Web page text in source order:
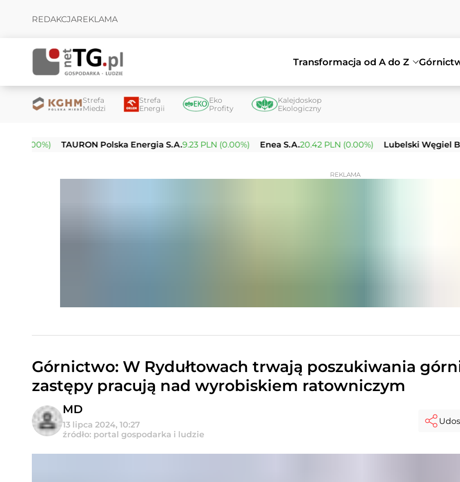
REDAKCJAREKLAMA
Transformacja od A do Z
Strefa
Miedzi
Strefa
Energii
Eko
Profity
Kalejdoskop
Ekologiczny
TAURON Polska Energia S.A.9.23 PLN (0.00%) Enea S.A.20.42 PLN (0.00%) Lubelski Węgiel
REKLAMA
Górnictwo: W Rydułtowach trwają poszukiwania
zastępy pracują nad wyrobiskiem ratowniczym
MD
13 lipca 2024, 10:27
źródło: portal gospodarka i ludzie